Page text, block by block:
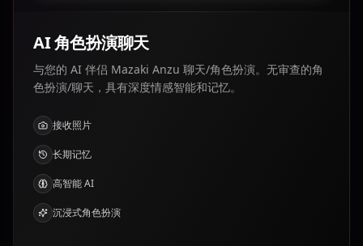
AI 角色扮演聊天
与您的 AI 伴侣 Mazaki Anzu 聊天/角色扮演。无审查的角
色扮演/聊天，具有深度情感智能和记忆。
接收照片
长期记忆
高智能 AI
沉浸式角色扮演